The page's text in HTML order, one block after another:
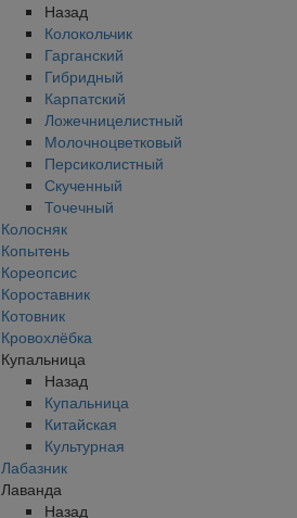
Назад
Колокольчик
Гарганский
Гибридный
Карпатский
Ложечницелистный
Молочноцветковый
Персиколистный
Скученный
Точечный
Колосняк
Копытень
Кореопсис
Короставник
Котовник
Кровохлёбка
Купальница
Назад
Купальница
Китайская
Культурная
Лабазник
Лаванда
Назад